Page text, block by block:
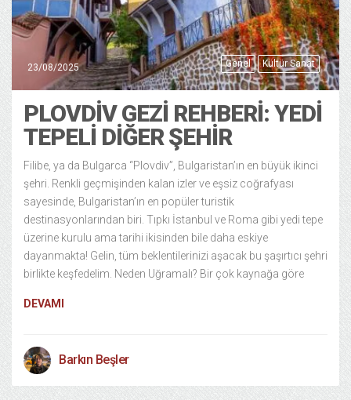
Genel Kültür Sanat
23/08/2025
PLOVDIV GEZI REHBERI: YEDI
TEPELI DIĞER ŞEHIR
Filibe, ya da Bulgarca “Plovdiv”, Bulgaristan’ın en büyük ikinci
şehri. Renkli geçmişinden kalan izler ve eşsiz coğrafyası
sayesinde, Bulgaristan’ın en popüler turistik
destinasyonlarından biri. Tıpkı İstanbul ve Roma gibi yedi tepe
üzerine kurulu ama tarihi ikisinden bile daha eskiye
dayanmakta! Gelin, tüm beklentilerinizi aşacak bu şaşırtıcı şehri
birlikte keşfedelim. Neden Uğramalı? Bir çok kaynağa göre
DEVAMI
Barkın Beşler